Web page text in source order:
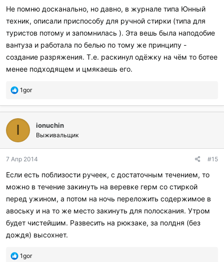
и
л
и
Не помню досканально, но давно, в журнале типа Юнный
техник, описали приспособу для ручной стирки (типа для
туристов потому и запомнилась ). Эта вешь была наподобие
вантуза и работала по белью по тому же принципу -
создание разряжения. Т.е. раскинул одёжку на чём то ботее
менее подходящем и цмякаешь его.
П
б
о
а
и
л
и
1gor
I ionuchin
Выживальщик
7 Апр 2014 #15
Если есть поблизости ручеек, с достаточным течением, то
можно в течение закинуть на веревке герм со стиркой
перед ужином, а потом на ночь переложить содержимое в
авоську и на то же место закинуть для полоскания. Утром
будет чистейшим. Развесить на рюкзаке, за полдня (без
дождя) высохнет.
П
1gor